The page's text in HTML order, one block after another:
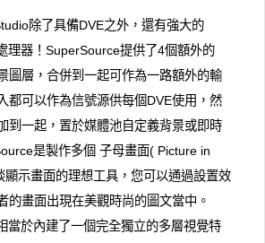
除了具備DVE之外，還有強大的
理器！SuperSource提供了4個額外的
圖層，合併到一起可作為一路額外的輸
都可以作為信號源供每個DVE使用，然
到一起，置於媒體池自定義背景或即時
是製作多個 子母畫面( Picture in
顯示畫面的理想工具，您可以通過設置效
的畫面出現在美觀時尚的圖文當中。
當於內建了一個完全獨立的多層視覺特